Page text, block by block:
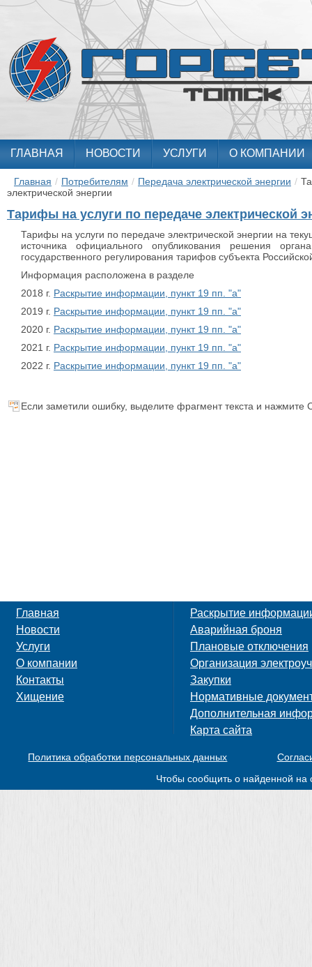
ГЛАВНАЯ НОВОСТИ УСЛУГИ О КОМПАНИИ
Главная / Потребителям / Передача электрической энергии /
электрической энергии
Тарифы на услуги по передаче электрической
Тарифы на услуги по передаче электрической энергии на
источника официального опубликования решения
государственного регулирования тарифов субъекта
Информация расположена в разделе
2018 г. Раскрытие информации, пункт 19 пп. "а"
2019 г. Раскрытие информации, пункт 19 пп. "а"
2020 г. Раскрытие информации, пункт 19 пп. "а"
2021 г. Раскрытие информации, пункт 19 пп. "а"
2022 г. Раскрытие информации, пункт 19 пп. "а"
Если заметили ошибку, выделите фрагмент текста и нажмите
Главная
Новости
Услуги
О компании
Контакты
Хищение
Раскрытие
Аварийная броня
Плановые отключения
Организация
Закупки
Нормативные
Дополнительная
Карта сайта
Политика обработки персональных данных
Чтобы сообщить о найденной на